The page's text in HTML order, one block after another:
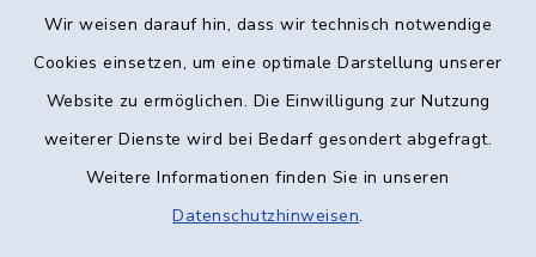
Wir weisen darauf hin, dass wir technisch notwendige
Cookies einsetzen, um eine optimale Darstellung unserer
Website zu ermöglichen. Die Einwilligung zur Nutzung
weiterer Dienste wird bei Bedarf gesondert abgefragt.
Weitere Informationen finden Sie in unseren
Datenschutzhinweisen.
Datenschutz
Impressum
Elektronische Kommunikation
Sitemap